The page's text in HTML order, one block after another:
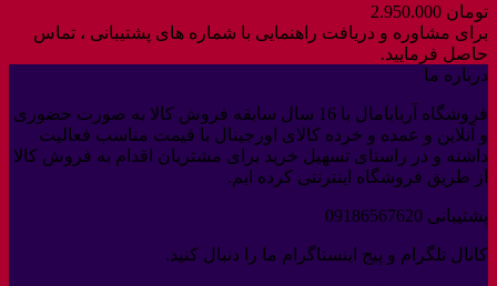
تومان
برای مشاوره و دریافت راهنمایی با شماره های پشتیبانی ، تماس
حاصل فرمایید.
درباره ما
فروشگاه آربابامال با 16 سال سابقه فروش کالا به صورت حضوری
و آنلاین و عمده و خرده کالای اورجینال با قیمت مناسب فعالیت
داشته و در راستای تسهیل خرید برای مشتریان اقدام به فروش کالا
از طریق فروشگاه اینترنتی کرده ایم.
پشتیبانی 09186567620
کانال تلگرام و پیج اینستاگرام ما را دنبال کنید.